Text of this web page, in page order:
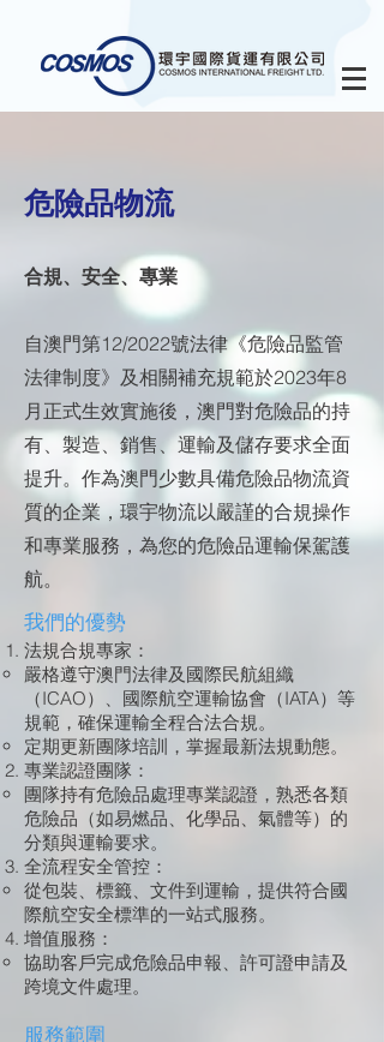
危險品物流
合規、安全、專業
自澳門第12/2022號法律《危險品監管
法律制度》及相關補充規範於2023年8
月正式生效實施後，澳門對危險品的持
有、製造、銷售、運輸及儲存要求全面
提升。作為澳門少數具備危險品物流資
質的企業，環宇物流以嚴謹的合規操作
和專業服務，為您的危險品運輸保駕護
航。
我們的優勢
法規合規專家：
嚴格遵守澳門法律及國際民航組織
（ICAO）、國際航空運輸協會（IATA）等
規範，確保運輸全程合法合規。
定期更新團隊培訓，掌握最新法規動態。
專業認證團隊：
團隊持有危險品處理專業認證，熟悉各類
危險品（如易燃品、化學品、氣體等）的
分類與運輸要求。
全流程安全管控：
從包裝、標籤、文件到運輸，提供符合國
際航空安全標準的一站式服務。
增值服務：​
協助客戶完成危險品申報、許可證申請及
跨境文件處理。
服務範圍